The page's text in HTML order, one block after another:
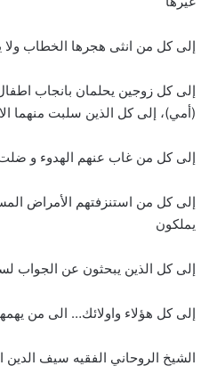
إلى كل من انثى هجرها الخطاب ولا
إلى كل زوجين يحلمان بانجاب
(أمي)، إلى كل الذين سلبت منهما
إلى كل من غاب عنهم الهدوء و ضلت
إلى كل من استنزفتهم الأمراض
يملكون
إلى كل الذين يبحثون عن الجواب
إلى كل هؤلاء واولائك… الى من
الشيخ الروحاني الفقيه سيف